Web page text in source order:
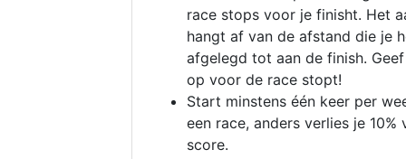
race stops voor je finisht. Het
hangt af van de afstand die je
afgelegd tot aan de finish.
op voor de race stopt!
Start minstens één keer per
een race, anders verlies je 10%
score.